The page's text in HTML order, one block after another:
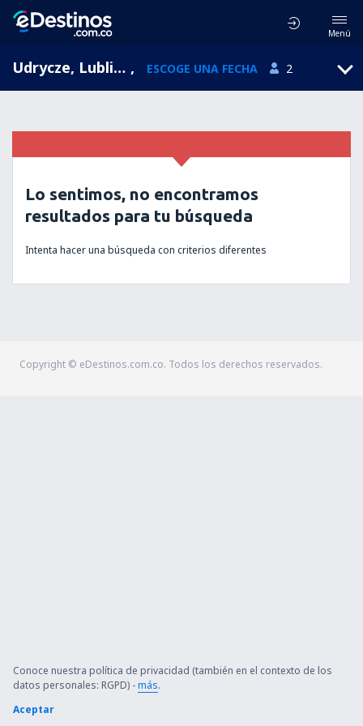
Menú
Udrycze, Lublin, Polonia , ESCOGE UNA FECHA 2
Lo sentimos, no encontramos
resultados para tu búsqueda
Intenta hacer una búsqueda con criterios diferentes
Copyright © eDestinos.com.co. Todos los derechos reservados.
Conoce nuestra política de privacidad (también en el contexto de los
datos personales: RGPD) -más.
Aceptar